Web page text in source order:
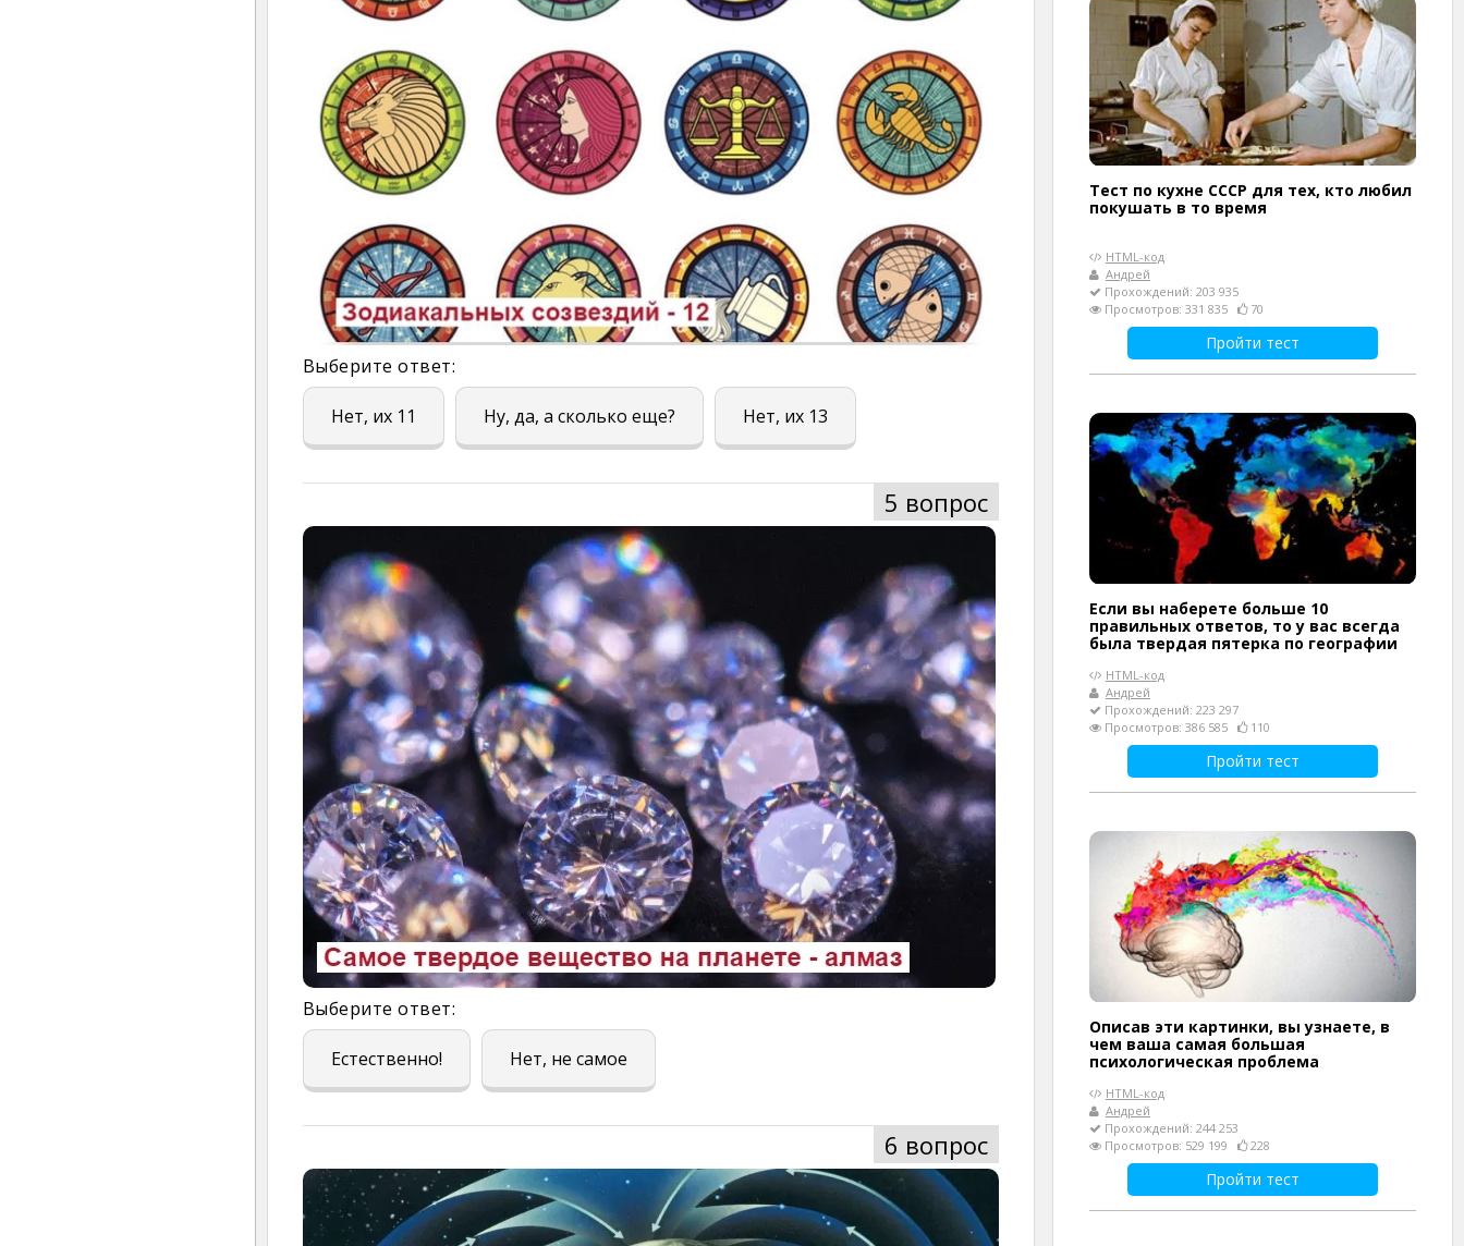
Выберите ответ:
Нет, их 11 Ну, да, а сколько еще? Нет, их 13
5 вопрос
Выберите ответ:
Естественно! Нет, не самое
6 вопрос
Тест по кухне СССР для тех, кто любил
покушать в то время
HTML-код
Андрей
Прохождений: 203 935
Просмотров: 331 835
70
Пройти тест
Если вы наберете больше 10
правильных ответов, то у вас всегда
была твердая пятерка по географии
HTML-код
Андрей
Прохождений: 223 297
Просмотров: 386 585
110
Пройти тест
Описав эти картинки, вы узнаете, в
чем ваша самая большая
психологическая проблема
HTML-код
Андрей
Прохождений: 244 253
Просмотров: 529 199
228
Пройти тест